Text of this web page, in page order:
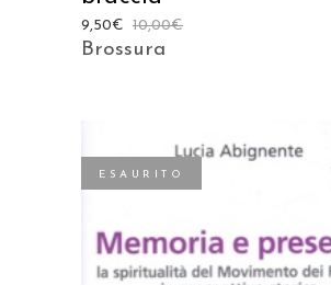
10,00€
9,50€
Brossura
ESAURITO